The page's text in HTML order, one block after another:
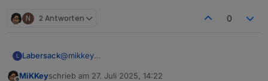
N 2 Antworten 0
L Labersack@mikkey
per PN.
MiKKeyschrieb am 27. Juli 2025, 14:22